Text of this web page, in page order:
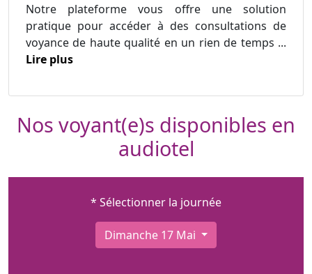
Notre plateforme vous offre une solution
pratique pour accéder à des consultations de
voyance de haute qualité en un rien de temps ...
Lire plus
Nos voyant(e)s disponibles en
audiotel
* Sélectionner la journée
Dimanche 17 Mai